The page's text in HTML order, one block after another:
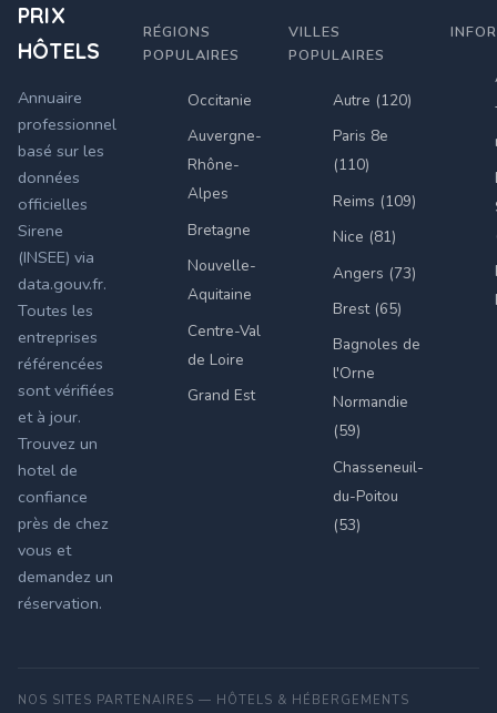
PRIX
HÔTELS
Annuaire
professionnel
basé sur les
données
officielles
Sirene
(INSEE) via
data.gouv.fr.
Toutes les
entreprises
référencées
sont vérifiées
et à jour.
Trouvez un
hotel de
confiance
près de chez
vous et
demandez un
réservation.
RÉGIONS
POPULAIRES
Occitanie
Auvergne-
Rhône-
Alpes
Bretagne
Nouvelle-
Aquitaine
Centre-Val
de Loire
Grand Est
VILLES
POPULAIRES
Autre (120)
Paris 8e
(110)
Reims (109)
Nice (81)
Angers (73)
Brest (65)
Bagnoles de
l'Orne
Normandie
(59)
Chasseneuil-
du-Poitou
(53)
NOS SITES PARTENAIRES — HÔTELS & HÉBERGEMENTS